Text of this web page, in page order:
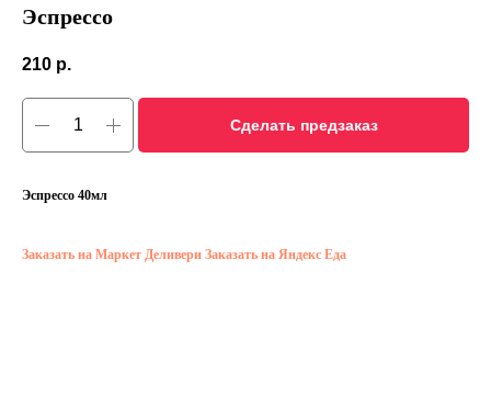
Эспрессо
210 р.
Сделать предзаказ
Эспрессо 40мл
Заказать на Маркет Деливери Заказать на Яндекс Еда